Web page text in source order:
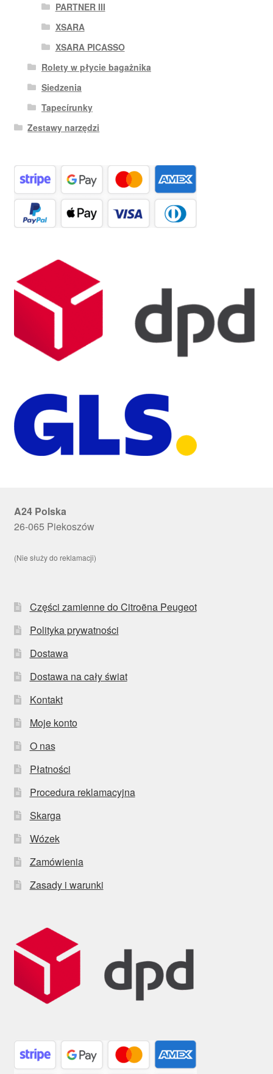
PARTNER III
XSARA
XSARA PICASSO
Rolety w płycie bagażnika
Siedzenia
Tapecírunky
Zestawy narzędzi
A24 Polska
26-065 Piekoszów
(Nie służy do reklamacji)
Części zamienne do Citroëna Peugeot
Polityka prywatności
Dostawa
Dostawa na cały świat
Kontakt
Moje konto
O nas
Płatności
Procedura reklamacyjna
Skarga
Wózek
Zamówienia
Zasady i warunki